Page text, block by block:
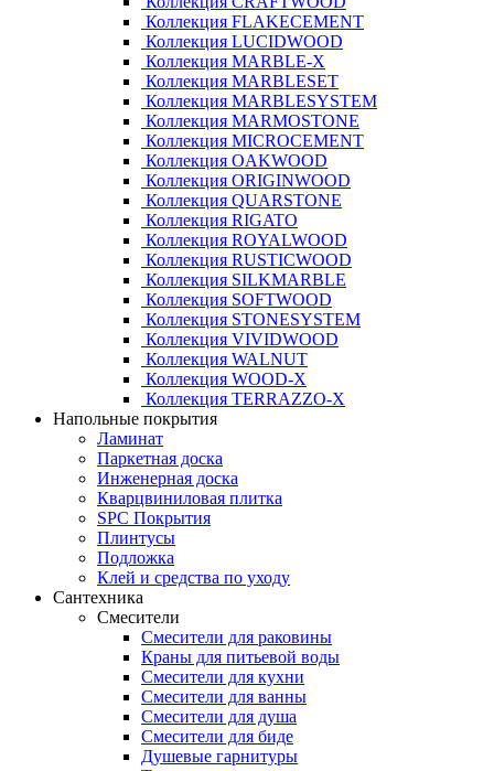
Коллекция FLAKECEMENT
Коллекция LUCIDWOOD
Коллекция MARBLE-X
Коллекция MARBLESET
Коллекция MARBLESYSTEM
Коллекция MARMOSTONE
Коллекция MICROCEMENT
Коллекция OAKWOOD
Коллекция ORIGINWOOD
Коллекция QUARSTONE
Коллекция RIGATO
Коллекция ROYALWOOD
Коллекция RUSTICWOOD
Коллекция SILKMARBLE
Коллекция SOFTWOOD
Коллекция STONESYSTEM
Коллекция VIVIDWOOD
Коллекция WALNUT
Коллекция WOOD-X
Коллекция ТЕRRАZZO-X
Напольные покрытия
Ламинат
Паркетная доска
Инженерная доска
Кварцвиниловая плитка
SPC Покрытия
Плинтусы
Подложка
Клей и средства по уходу
Сантехника
Смесители
Смесители для раковины
Краны для питьевой воды
Смесители для кухни
Смесители для ванны
Смесители для душа
Смесители для биде
Душевые гарнитуры